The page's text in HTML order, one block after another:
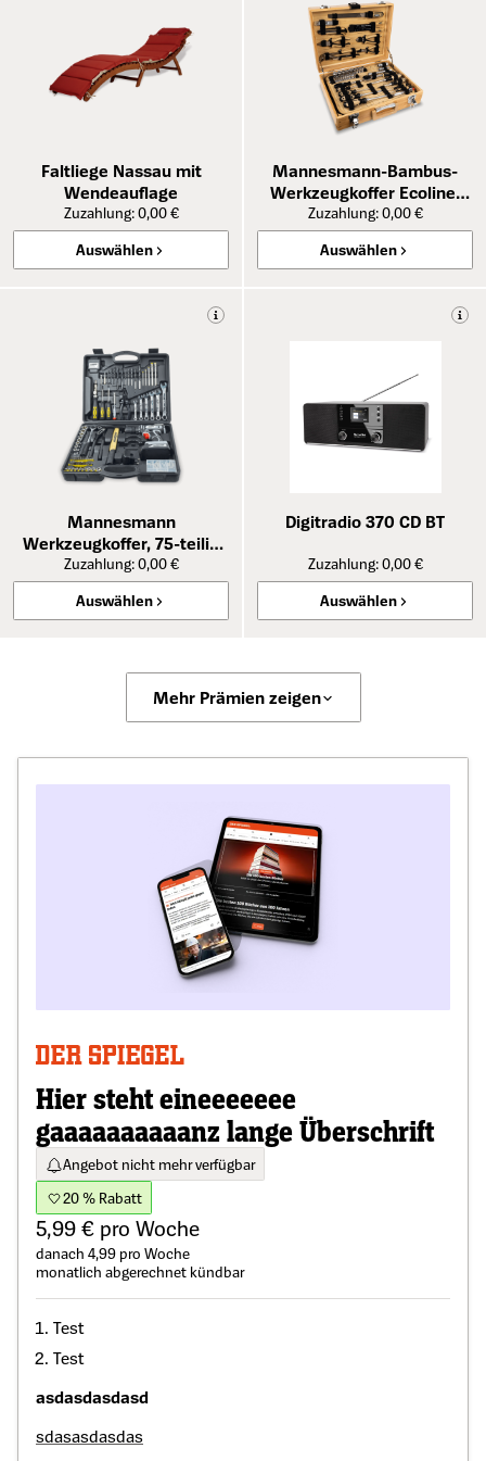
Faltliege Nassau mit
Wendeauflage
Zuzahlung: 0,00 €
Auswählen
Mannesmann-Bambus-
Werkzeugkoffer Ecoline,
108-teilig
Zuzahlung: 0,00 €
Auswählen
Mannesmann
Werkzeugkoffer, 75-teilig
mit 20-V-Akkuschrauber
Zuzahlung: 0,00 €
Auswählen
Digitradio 370 CD BT
Zuzahlung: 0,00 €
Auswählen
Mehr Prämien zeigen
Hier steht eineeeeeee
gaaaaaaaaaanz lange Überschrift
Angebot nicht mehr verfügbar
20 % Rabatt
5,99 € pro Woche
danach 4,99 pro Woche
monatlich abgerechnet kündbar
Test
Test
asdasdasdasd
sdasasdasdas